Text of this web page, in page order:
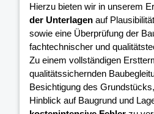
Hierzu bieten wir in unserem
der Unterlagen auf
sowie eine Überprüfung der
fachtechnischer und
Zu einem vollständigen
qualitätssichernden
Besichtigung des
Hinblick auf Baugrund und